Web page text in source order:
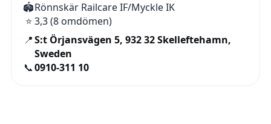
🏟️Rönnskär Railcare IF/Myckle IK
⭐ 3,3 (8 omdömen)
📍S:t Örjansvägen 5, 932 32 Skelleftehamn,
Sweden
📞0910-311 10